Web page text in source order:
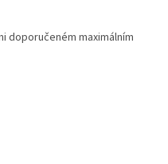
doporučeném maximálním